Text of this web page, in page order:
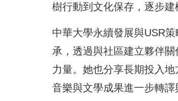
樹行動到文化保存，逐步建
中華大學永續發展與USR
承，透過與社區建立夥伴
力量。她也分享長期投入
音樂與文學成果進一步轉譯